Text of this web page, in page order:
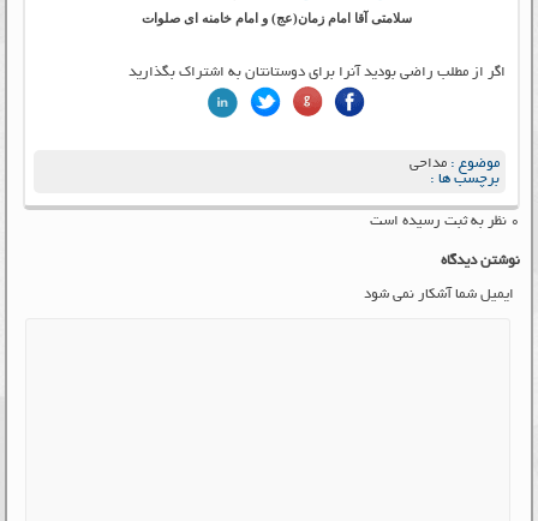
سلامتی آقا امام زمان(عج) و امام خامنه ای صلوات
اگر از مطلب راضی بودید آنرا برای دوستانتان به اشتراک بگذارید
موضوع :مداحی
برچسب ها :
۰ نظر به ثبت رسیده است
نوشتن دیدگاه
ایمیل شما آشکار نمی شود